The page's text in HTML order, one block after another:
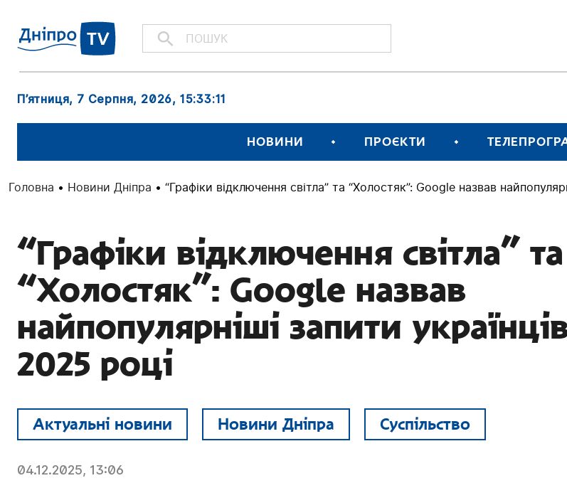
П’ятниця, 7 Серпня, 2026, 15:33:12
НОВИНИ ПРОЄКТИ
Головна • Новини Дніпра • “Графіки відключення світла” та “Холостяк”: Google назвав
“Графіки відключення світла” та
“Холостяк”: Google назвав
найпопулярніші запити
2025 році
Актуальні новини Новини Дніпра Суспільство
04.12.2025, 13:06